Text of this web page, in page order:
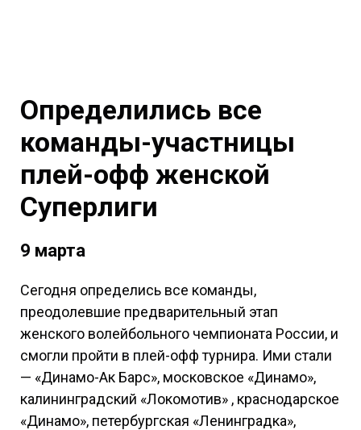
Определились все
команды-участницы
плей-офф женской
Суперлиги
9 марта
Сегодня определись все команды,
преодолевшие предварительный этап
женского волейбольного чемпионата России, и
смогли пройти в плей-офф турнира. Ими стали
— «Динамо-Ак Барс», московское «Динамо»,
калининградский «Локомотив» , краснодарское
«Динамо», петербургская «Ленинградка»,